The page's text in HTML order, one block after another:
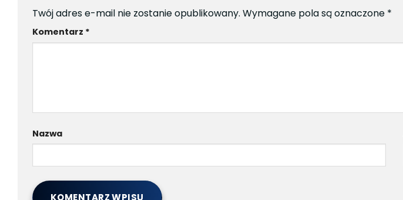
Twój adres e-mail nie zostanie opublikowany. Wymagane pola są oznaczone *
Komentarz *
Nazwa